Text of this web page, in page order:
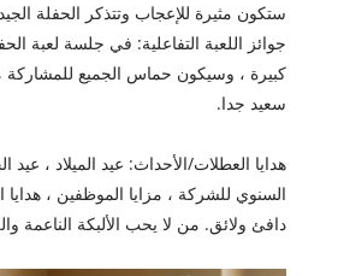
ستكون مثيرة للإعجاب وتتذكر الحفلة
جوائز اللعبة التفاعلية: في جلسة لعبة
كبيرة ، وسيكون حماس الجميع للمشاركة
سعيد جدا.
هدايا العطلات/الأحداث: عيد الميلاد ، عيد
السنوي للشركة ، مزايا الموظفين ، هدايا
دافئ ولائق. من لا يحب الألبكة الناعمة